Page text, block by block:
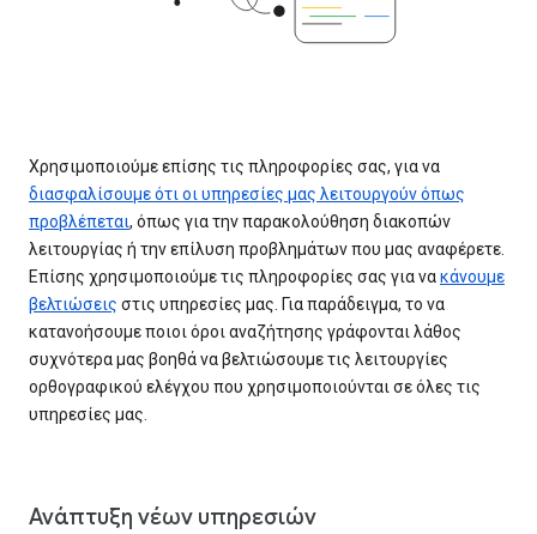
Χρησιμοποιούμε επίσης τις πληροφορίες σας, για να
διασφαλίσουμε ότι οι υπηρεσίες μας λειτουργούν όπως
προβλέπεται, όπως για την παρακολούθηση διακοπών
λειτουργίας ή την επίλυση προβλημάτων που μας αναφέρετε.
Επίσης χρησιμοποιούμε τις πληροφορίες σας για νακάνουμε
βελτιώσεις στις υπηρεσίες μας. Για παράδειγμα, το να
κατανοήσουμε ποιοι όροι αναζήτησης γράφονται λάθος
συχνότερα μας βοηθά να βελτιώσουμε τις λειτουργίες
ορθογραφικού ελέγχου που χρησιμοποιούνται σε όλες τις
υπηρεσίες μας.
Ανάπτυξη νέων υπηρεσιών